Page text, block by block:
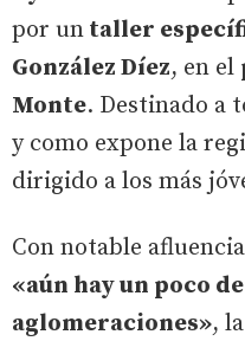
por un taller
González Díez, en el
Monte. Destinado a
y como expone la
dirigido a los más
Con notable
«aún hay un poco
aglomeraciones»,